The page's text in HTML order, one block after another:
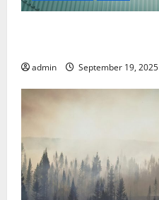
admin September 19, 2025